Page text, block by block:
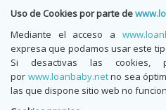
Uso de Cookies por parte de
Mediante el acceso a
expresa que podamos usar este
Si desactivas las cookies,
por www.loanbaby.netno sea
las que dispone sitio web no